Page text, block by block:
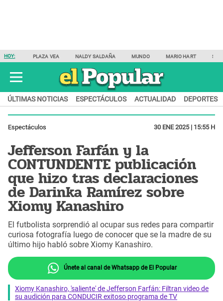
HOY: PLAZA VEA NALDY SALDAÑA MUNDO MARIO HART
ÚLTIMAS NOTICIAS ESPECTÁCULOS ACTUALIDAD DEPORTES
Espectáculos 30 ENE 2025 | 15:55 H
Jefferson Farfán y la
CONTUNDENTE publicación
que hizo tras declaraciones
de Darinka Ramírez sobre
Xiomy Kanashiro
El futbolista sorprendió al ocupar sus redes para compartir
curiosa fotografía luego de conocer que se la madre de su
último hijo habló sobre Xiomy Kanashiro.
Únete al canal de Whatsapp de El Popular
Xiomy Kanashiro, 'saliente' de Jefferson Farfán: Filtran video de
su audición para CONDUCIR exitoso programa de TV